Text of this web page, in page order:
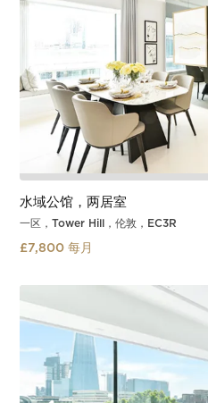
水域公馆，两居室
一区，Tower Hill，伦敦，EC3R
£7,800 每月